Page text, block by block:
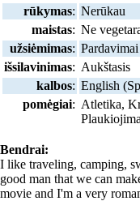
rūkymas: Nerūkau
maistas: Ne
užsiėmimas:
išsilavinimas: Aukštasis
kalbos: English
pomėgiai: Atletika,
Bendrai:
I like traveling, camping,
good man that we can
movie and I'm a very